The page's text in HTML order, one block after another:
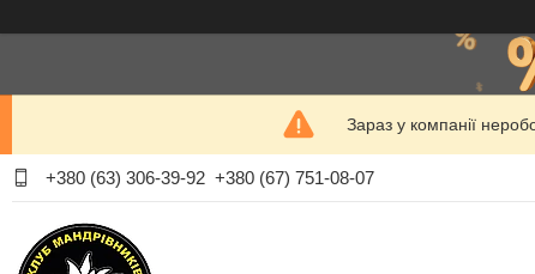
Зараз у компанії
+380 (63) 306-39-92 +380 (67) 751-08-07